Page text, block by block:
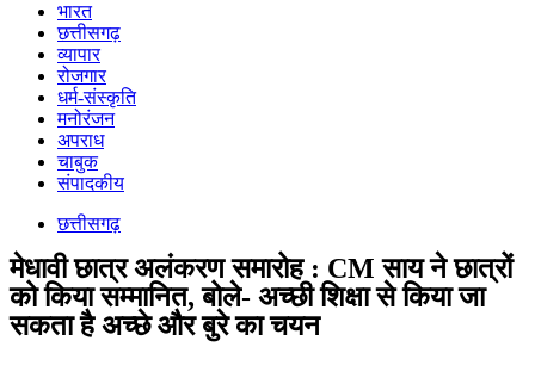
भारत
छत्तीसगढ़
व्यापार
रोजगार
धर्म-संस्कृति
मनोरंजन
अपराध
चाबुक
संपादकीय
छत्तीसगढ़
मेधावी छात्र अलंकरण समारोह : CM साय ने छात्रों
को किया सम्मानित, बोले- अच्छी शिक्षा से किया जा
सकता है अच्छे और बुरे का चयन